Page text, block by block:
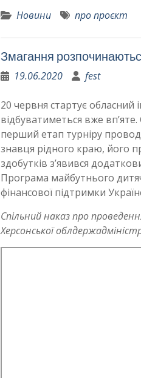
Новини про проєкт
Змагання
19.06.2020 fest
20 червня стартує обласний
відбуватиметься вже
перший етап турніру
знавця рідного краю, його
здобутків з’явився
Програма майбутнього
фінансової підтримки
Спільний наказ про
Херсонської